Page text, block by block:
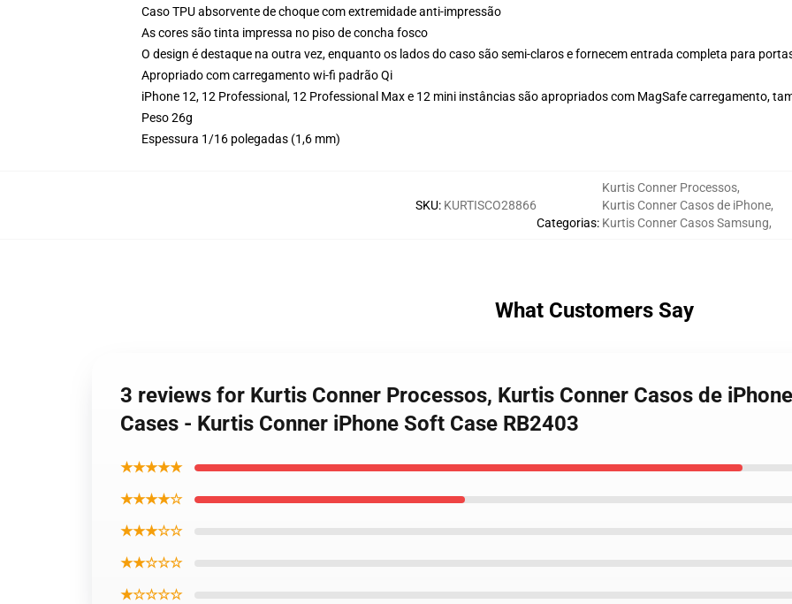
Caso TPU absorvente de choque com extremidade anti-impressão
As cores são tinta impressa no piso de concha fosco
O design é destaque na outra vez, enquanto os lados do caso são semi-claros e fornecem entrada completa para
Apropriado com carregamento wi-fi padrão Qi
iPhone 12, 12 Professional, 12 Professional Max e 12 mini instâncias são apropriados com MagSafe carregamento,
Peso 26g
Espessura 1/16 polegadas (1,6 mm)
SKU: KURTISCO28866
Categorias:
Kurtis Conner Processos,
Kurtis Conner Casos de iPhone,
Kurtis Conner Casos Samsung,
What Customers Say
3 reviews for Kurtis Conner Processos, Kurtis Conner Casos de
Cases - Kurtis Conner iPhone Soft Case RB2403
★★★★★
★★★★☆
★★★☆☆
★★☆☆☆
★☆☆☆☆